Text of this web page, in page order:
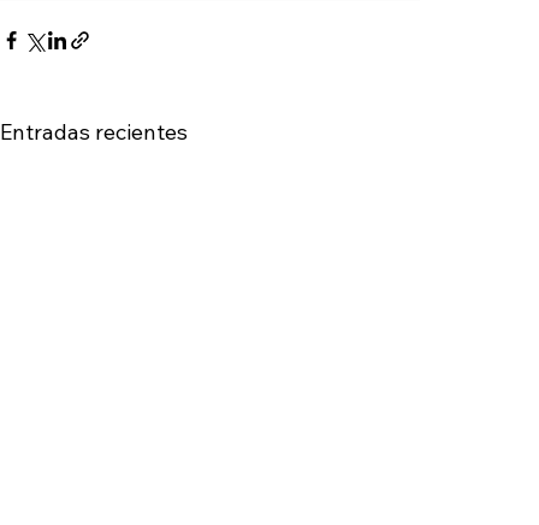
Entradas recientes